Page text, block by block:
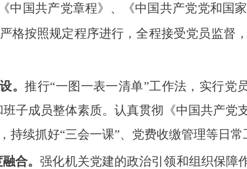
《中国共产党章程》、《中国共产党党和国
格按照规定程序进行，全程接受党员监督
。推行“一图一表一清单”工作法，实行党
子成员整体素质。 认真贯彻《中国共产党
持续抓好“三会一课”、党费收缴管理等日常
融合。强化机关党建的政治引领和组织保障